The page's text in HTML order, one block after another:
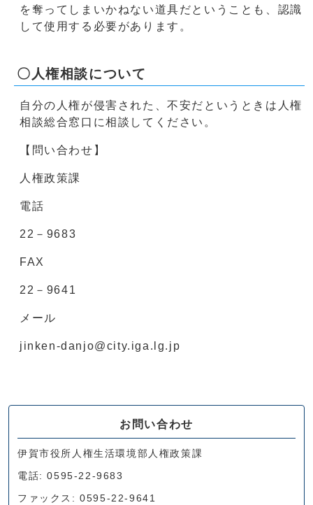
を奪ってしまいかねない道具だということも、認識
して使用する必要があります。
〇人権相談について
自分の人権が侵害された、不安だというときは人権
相談総合窓口に相談してください。
【問い合わせ】
人権政策課
電話
22－9683
FAX
22－9641
メール
jinken-danjo@city.iga.lg.jp
お問い合わせ
伊賀市役所人権生活環境部人権政策課
電話: 0595-22-9683
ファックス: 0595-22-9641